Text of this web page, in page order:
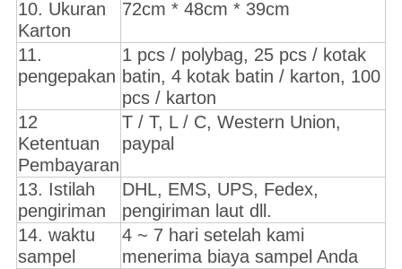
10. Ukuran
Karton
72cm * 48cm * 39cm
11.
pengepakan
1 pcs / polybag, 25 pcs / kotak
batin, 4 kotak batin / karton, 100
pcs / karton
12
Ketentuan
Pembayaran
T / T, L / C, Western Union,
paypal
13. Istilah
pengiriman
DHL, EMS, UPS, Fedex,
pengiriman laut dll.
14. waktu
sampel
4 ~ 7 hari setelah kami
menerima biaya sampel Anda